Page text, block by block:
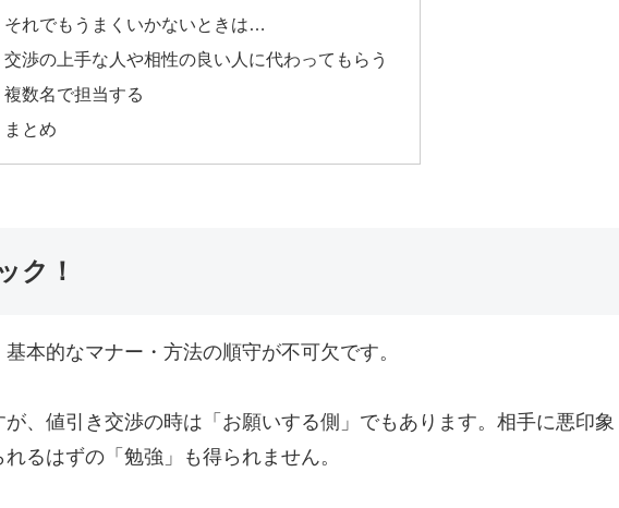
それでもうまくいかないときは…
交渉の上手な人や相性の良い人に代わってもらう
複数名で担当する
まとめ
ク！
本的なマナー・方法の順守が不可欠です。
、値引き交渉の時は「お願いする側」でもあります。相手に悪印象
るはずの「勉強」も得られません。